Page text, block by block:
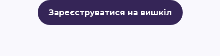
Зареєструватися на вишкіл